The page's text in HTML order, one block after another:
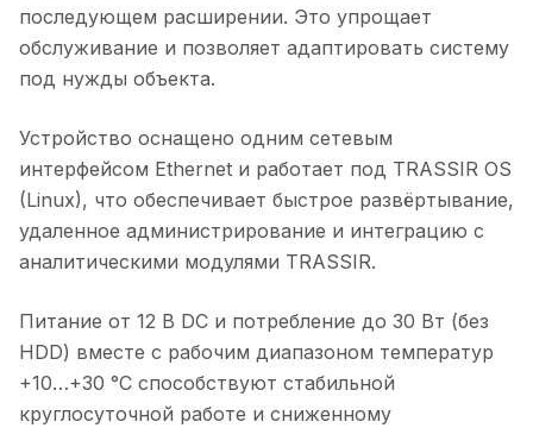
последующем расширении. Это упрощает
обслуживание и позволяет адаптировать систему
под нужды объекта.
Устройство оснащено одним сетевым
интерфейсом Ethernet и работает под TRASSIR OS
(Linux), что обеспечивает быстрое развёртывание,
удаленное администрирование и интеграцию с
аналитическими модулями TRASSIR.
Питание от 12 В DC и потребление до 30 Вт (без
HDD) вместе с рабочим диапазоном температур
+10…+30 °C способствуют стабильной
круглосуточной работе и сниженному